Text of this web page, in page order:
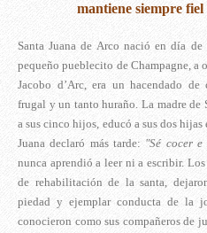
mantiene siempre fiel
Santa Juana de Arco nació en día
pequeño pueblecito de Champagne, a
Jacobo d’Arc, era un hacendado
frugal y un tanto huraño. La madre de
a sus cinco hijos, educó a sus dos
Juana declaró más tarde: "Sé cocer
nunca aprendió a leer ni a escribir.
de rehabilitación de la santa,
piedad y ejemplar conducta de la
conocieron como sus compañeros de